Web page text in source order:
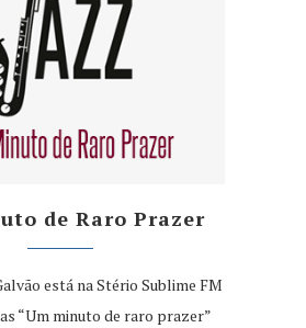
de Raro Prazer
está na Stério Sublime FM
“Um minuto de raro prazer”